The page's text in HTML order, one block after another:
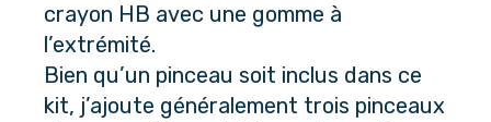
crayon HB avec une gomme à
l’extrémité.
Bien qu’un pinceau soit inclus dans ce
kit, j’ajoute généralement trois pinceaux